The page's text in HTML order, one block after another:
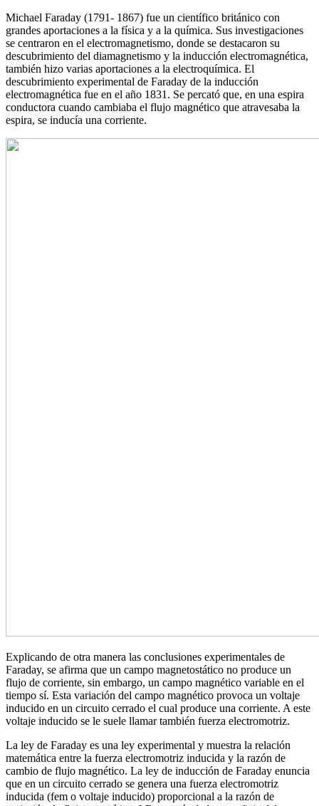
Michael Faraday (1791- 1867) fue un científico británico con
grandes aportaciones a la física y a la química. Sus investigaciones
se centraron en el electromagnetismo, donde se destacaron su
descubrimiento del diamagnetismo y la inducción electromagnética,
también hizo varias aportaciones a la electroquímica. El
descubrimiento experimental de Faraday de la inducción
electromagnética fue en el año 1831. Se percató que, en una espira
conductora cuando cambiaba el flujo magnético que atravesaba la
espira, se inducía una corriente.
Explicando de otra manera las conclusiones experimentales de
Faraday, se afirma que un campo magnetostático no produce un
flujo de corriente, sin embargo, un campo magnético variable en el
tiempo sí. Esta variación del campo magnético provoca un voltaje
inducido en un circuito cerrado el cual produce una corriente. A este
voltaje inducido se le suele llamar también fuerza electromotriz.
La ley de Faraday es una ley experimental y muestra la relación
matemática entre la fuerza electromotriz inducida y la razón de
cambio de flujo magnético. La ley de inducción de Faraday enuncia
que en un circuito cerrado se genera una fuerza electromotriz
inducida (fem o voltaje inducido) proporcional a la razón de